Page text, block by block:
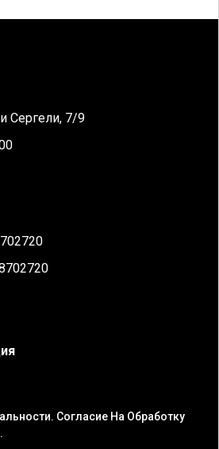
Сергели, 7/9
Согласие На Обработку